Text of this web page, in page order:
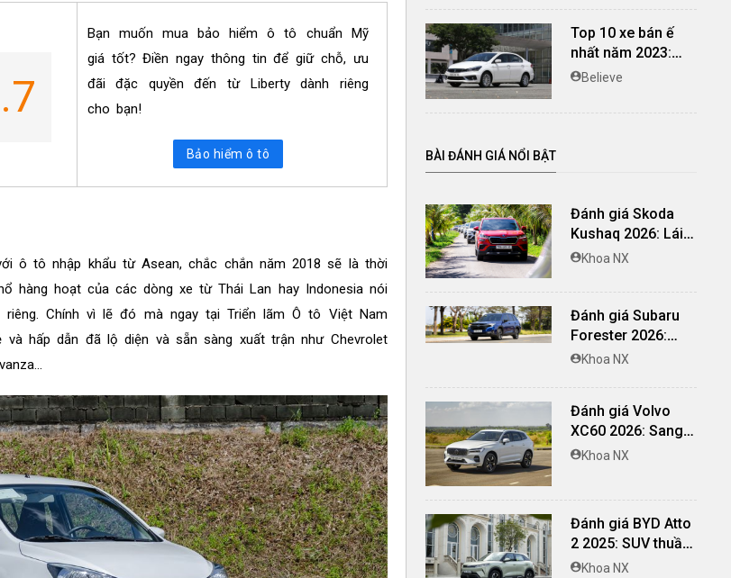
Bạn muốn mua bảo hiểm ô tô chuẩn Mỹ
giá tốt? Điền ngay thông tin để giữ chỗ, ưu
đãi đặc quyền đến từ Liberty dành riêng
cho bạn!
Bảo hiểm ô tô
ô tô nhập khẩu từ Asean, chắc chắn năm 2018 sẽ là thời
hàng hoạt của các dòng xe từ Thái Lan hay Indonesia nói
Chính vì lẽ đó mà ngay tại Triển lãm Ô tô Việt Nam
hấp dẫn đã lộ diện và sẵn sàng xuất trận như Chevrolet
Top 10 xe bán ế
nhất năm 2023:
9/10 chiếc là xe
Believe
BÀI ĐÁNH GIÁ NỔI BẬT
Đánh giá Skoda
Kushaq 2026: Lái
thú vị, nhiều tiện
tranh
Khoa NX
Đánh giá Subaru
Forester 2026:
Mạnh mẽ, êm ái đi
Khoa NX
Đánh giá Volvo
XC60 2026: Sang
trọng tinh giản, an
Khoa NX
Đánh giá BYD Atto
2 2025: SUV thuần
điện lái hay, cách
Khoa NX